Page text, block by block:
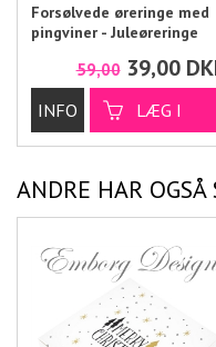
Forsølvede øreringe med
pingviner - Juleøreringe
59,00 39,00
ANDRE HAR OGSÅ